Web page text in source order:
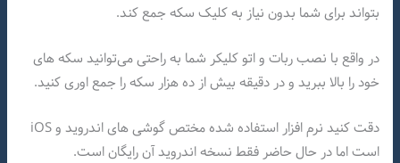
بتواند برای شما بدون نیاز به کلیک سکه جمع کند.
در واقع با نصب ربات و اتو کلیکر شما به راحتی می‌توانید سکه های
خود را بالا ببرید و در دقیقه بیش از ده هزار سکه را جمع اوری کنید.
دقت کنید نرم افزار استفاده شده مختص گوشی های اندروید و iOS
است اما در حال حاضر فقط نسخه اندروید آن رایگان است.